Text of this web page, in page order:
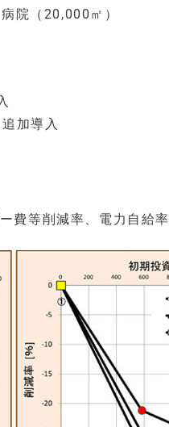
院（20,000㎡）
加導入
費等削減率、電力自給